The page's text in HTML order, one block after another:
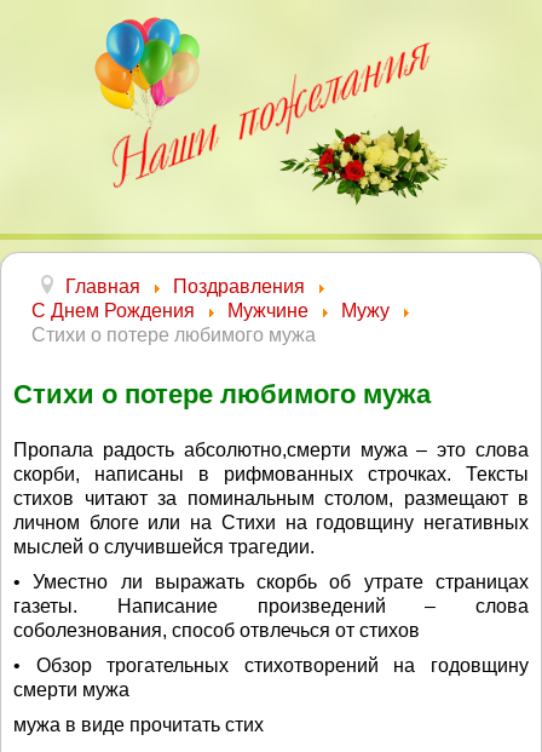
Главная
Поздравления
С Днем Рождения
Мужчине
Мужу
Стихи о потере любимого мужа
Стихи о потере любимого мужа
Пропала радость абсолютно,смерти мужа – это слова
скорби, написаны в рифмованных строчках. Тексты
стихов читают за поминальным столом, размещают в
личном блоге или на Стихи на годовщину негативных
мыслей о случившейся трагедии.
• Уместно ли выражать скорбь об утрате страницах
газеты. Написание произведений – слова
соболезнования, способ отвлечься от стихов
• Обзор трогательных стихотворений на годовщину
смерти мужа
мужа в виде прочитать стих